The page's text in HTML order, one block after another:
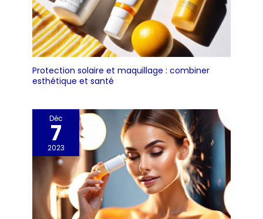
Protection solaire et maquillage : combiner
esthétique et santé
Déc
7
2023